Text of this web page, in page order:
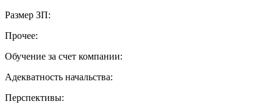
Размер ЗП:
Прочее:
Обучение за счет компании:
Адекватность начальства:
Перспективы: